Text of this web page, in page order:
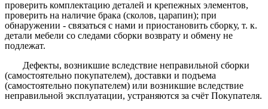
проверить комплектацию деталей и крепежных элементов,
проверить на наличие брака (сколов, царапин); при
обнаружении - связаться с нами и приостановить сборку, т. к.
детали мебели со следами сборки возврату и обмену не
подлежат.
Дефекты, возникшие вследствие неправильной сборки
(самостоятельно покупателем), доставки и подъема
(самостоятельно покупателем) или возникшие вследствие
неправильной эксплуатации, устраняются за счёт Покупателя.